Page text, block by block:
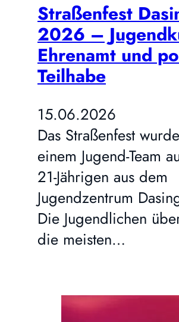
Straßenfest
2026 –
Ehrenamt und
Teilhabe
15.06.2026
Das Straßenfest
einem Jugend-Team
21-Jährigen aus dem
Jugendzentrum
Die Jugendlichen
die meisten…